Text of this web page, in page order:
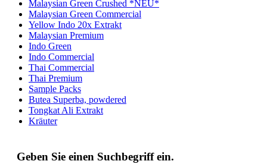
Malaysian Green Crushed *NEU*
Malaysian Green Commercial
Yellow Indo 20x Extrakt
Malaysian Premium
Indo Green
Indo Commercial
Thai Commercial
Thai Premium
Sample Packs
Butea Superba, powdered
Tongkat Ali Extrakt
Kräuter
Geben Sie einen Suchbegriff ein.